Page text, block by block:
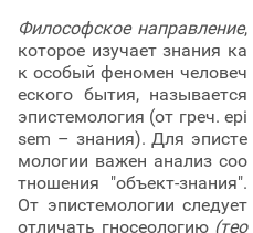
Философское направление,
которое изучает знания ка
к особый феномен человеч
еского бытия, называется
эпистемология (от греч. epi
sem – знания). Для эписте
мологии важен анализ соо
тношения "объект-знания".
От эпистемологии следует
отличать гносеологию (тео